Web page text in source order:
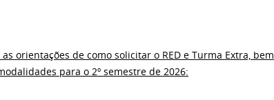
orientações de como solicitar o RED e Turma Extra, bem
para o 2º semestre de 2026: